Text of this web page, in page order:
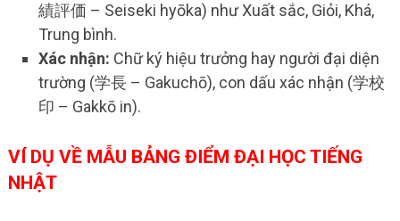
績評価 – Seiseki hyōka) như Xuất sắc, Giỏi, Khá,
Trung bình.
Xác nhận: Chữ ký hiệu trưởng hay người đại diện
trường (学長 – Gakuchō), con dấu xác nhận (学校
印 – Gakkō in).
VÍ DỤ VỀ MẪU BẢNG ĐIỂM ĐẠI HỌC TIẾNG
NHẬT